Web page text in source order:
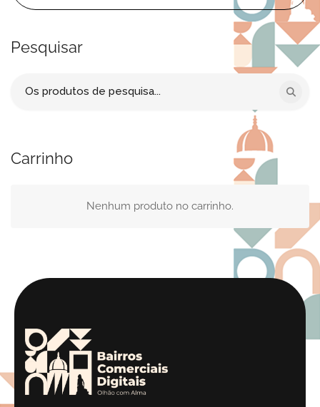
Pesquisar
Carrinho
Nenhum produto no carrinho.